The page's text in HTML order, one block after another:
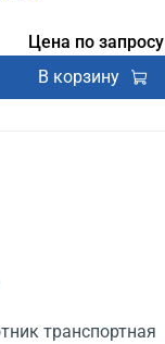
Цена по запросу
В корзину
транспортная